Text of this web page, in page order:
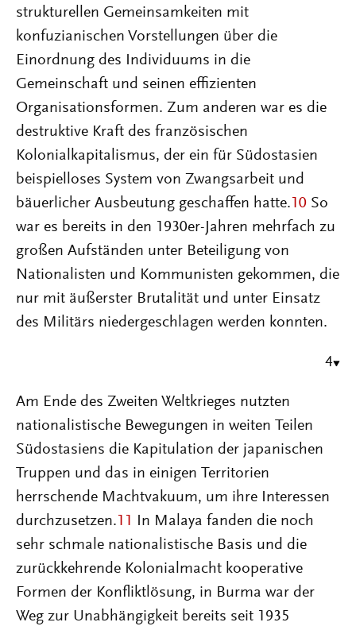
strukturellen Gemeinsamkeiten mit
konfuzianischen Vorstellungen über die
Einordnung des Individuums in die
Gemeinschaft und seinen effizienten
Organisationsformen. Zum anderen war es die
destruktive Kraft des französischen
Kolonialkapitalismus, der ein für Südostasien
beispielloses System von Zwangsarbeit und
bäuerlicher Ausbeutung geschaffen hatte. 10 So
war es bereits in den 1930er-Jahren mehrfach zu
großen Aufständen unter Beteiligung von
Nationalisten und Kommunisten gekommen, die
nur mit äußerster Brutalität und unter Einsatz
des Militärs niedergeschlagen werden konnten.
4
Am Ende des Zweiten Weltkrieges nutzten
nationalistische Bewegungen in weiten Teilen
Südostasiens die Kapitulation der japanischen
Truppen und das in einigen Territorien
herrschende Machtvakuum, um ihre Interessen
durchzusetzen. 11 In Malaya fanden die noch
sehr schmale nationalistische Basis und die
zurückkehrende Kolonialmacht kooperative
Formen der Konfliktlösung, in Burma war der
Weg zur Unabhängigkeit bereits seit 1935